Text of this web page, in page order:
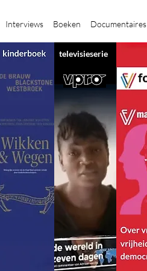
Interviews Boeken Documentaires
televisieserie